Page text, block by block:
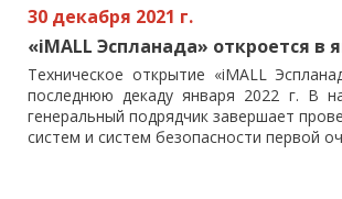
30 декабря 2021 г.
«iMALL Эспланада» откроется в
Техническое открытие «iMALL
последнюю декаду января 2022 г. В
генеральный подрядчик завершает
систем и систем безопасности первой